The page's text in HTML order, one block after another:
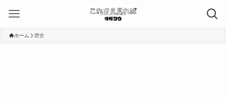
ホーム 歴史